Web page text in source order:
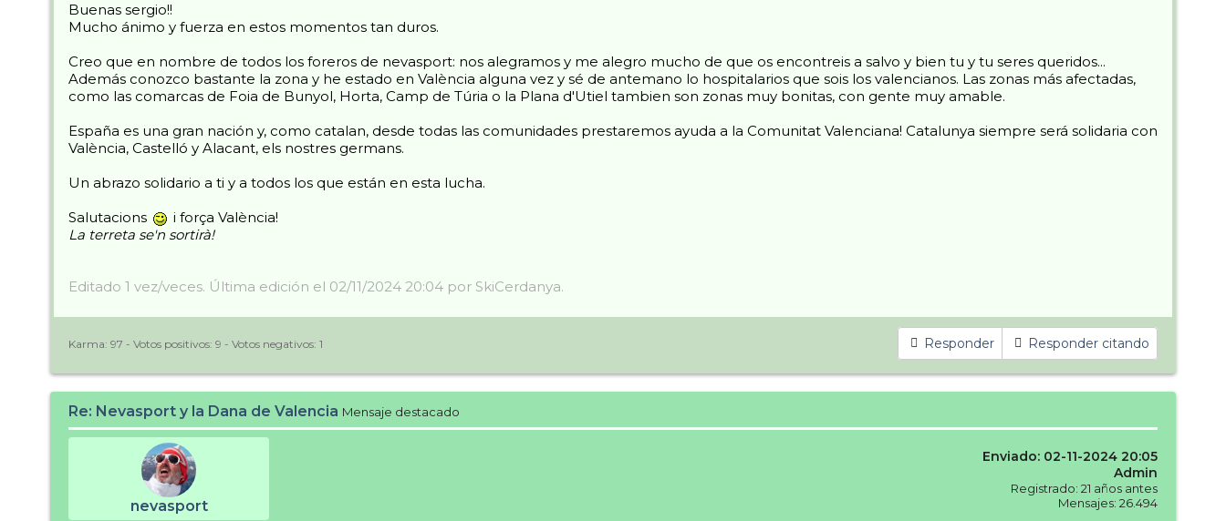
Buenas sergio!!
Mucho ánimo y fuerza en estos momentos tan duros.
Creo que en nombre de todos los foreros de nevasport: nos alegramos y me alegro mucho de que os encontreis a salvo y bien tu y tu seres queridos...
Además conozco bastante la zona y he estado en València alguna vez y sé de antemano lo hospitalarios que sois los valencianos. Las zonas más afectadas,
como las comarcas de Foia de Bunyol, Horta, Camp de Túria o la Plana d'Utiel tambien son zonas muy bonitas, con gente muy amable.
España es una gran nación y, como catalan, desde todas las comunidades prestaremos ayuda a la Comunitat Valenciana! Catalunya siempre será solidaria con
València, Castelló y Alacant, els nostres germans.
Un abrazo solidario a ti y a todos los que están en esta lucha.
Salutacions
i força València!
La terreta se'n sortirà!
Editado 1 vez/veces. Última edición el 02/11/2024 20:04 por SkiCerdanya.
Responder Responder citando
Karma: 97 - Votos positivos: 9 - Votos negativos: 1
Re: Nevasport y la Dana de Valencia Mensaje destacado
nevasport
Enviado: 02-11-2024 20:05
Admin
Registrado: 21 años antes
Mensajes: 26.494